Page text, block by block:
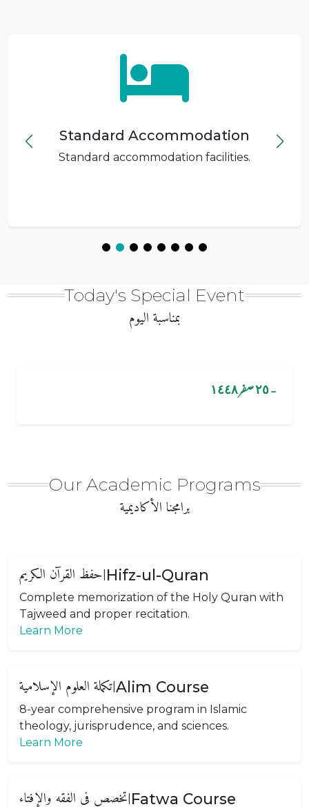
Transparent Examination
Transparent examination system.
Today's Special Event
بمناسبة اليوم
-٢٥ صفر ١٤٤٨
Our Academic Programs
برامجنا الأكاديمية
حفظ القرآن الكريم Hifz-ul-Quran
Complete memorization of the Holy Quran with
Tajweed and proper recitation.
Learn More
تکملة العلوم الإسلامیةAlim Course
8-year comprehensive program in Islamic
theology, jurisprudence, and sciences.
Learn More
تخصص فی الفقه والإفتاء Fatwa Course